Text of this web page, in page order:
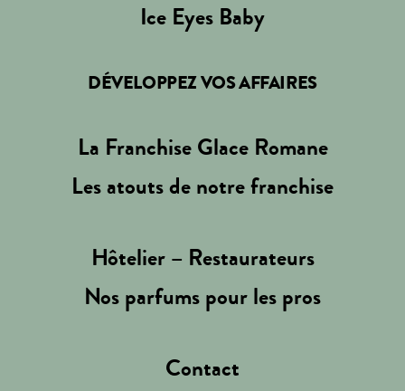
Ice Eyes Baby
DÉVELOPPEZ VOS AFFAIRES
La Franchise Glace Romane
Les atouts de notre franchise
Hôtelier – Restaurateurs
Nos parfums pour les pros
Contact